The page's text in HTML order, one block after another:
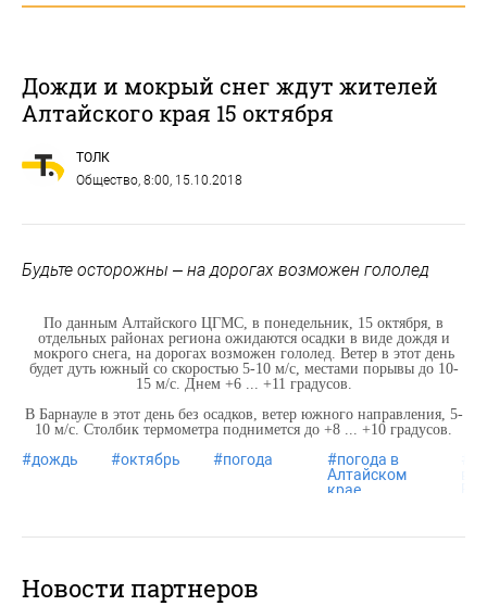
Дожди и мокрый снег ждут жителей
Алтайского края 15 октября
ТОЛК
Общество, 8:00, 15.10.2018
Будьте осторожны – на дорогах возможен гололед
По данным Алтайского ЦГМС, в понедельник, 15 октября, в
отдельных районах региона ожидаются осадки в виде дождя и
мокрого снега, на дорогах возможен гололед. Ветер в этот день
будет дуть южный со скоростью 5-10 м/с, местами порывы до 10-
15 м/с. Днем +6 ... +11 градусов.
В Барнауле в этот день без осадков, ветер южного направления, 5-
10 м/с. Столбик термометра поднимется до +8 ... +10 градусов.
#дождь #октябрь #погода #погода в
Алтайском
крае
Новости партнеров